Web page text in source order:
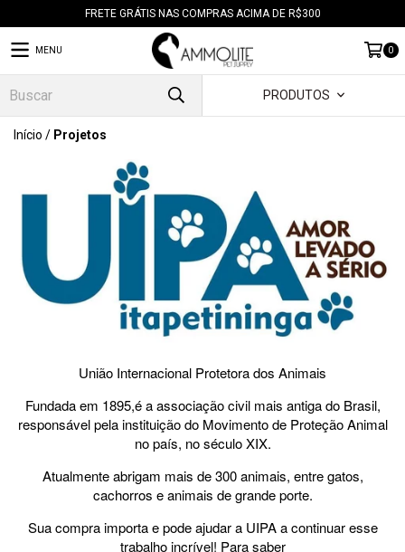
FRETE GRÁTIS NAS COMPRAS ACIMA DE R$300
MENU 0
PRODUTOS
Início / Projetos
União Internacional Protetora dos Animais
Fundada em 1895,é a associação civil mais antiga do Brasil,
responsável pela instituição do Movimento de Proteção Animal
no país, no século XIX.
Atualmente abrigam mais de 300 animais, entre gatos,
cachorros e animais de grande porte.
Sua compra importa e pode ajudar a UIPA a continuar esse
trabalho incrível! Para saber